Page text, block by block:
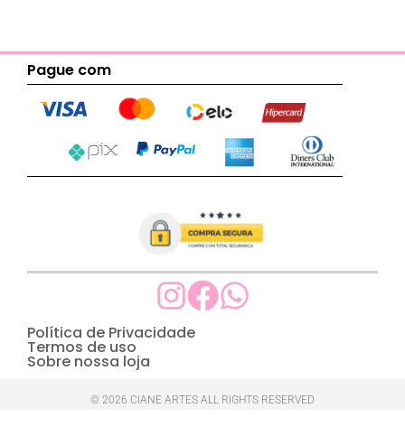
Pague com
Política de Privacidade
Termos de uso
Sobre nossa loja
© 2026 CIANE ARTES ALL RIGHTS RESERVED